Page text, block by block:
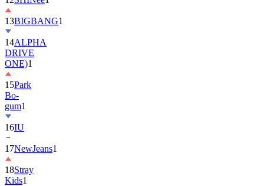
13BIGBANG1
14ALPHA
DRIVE
ONE)1
15Park
Bo-
gum1
16IU
17NewJeans1
18Stray
Kids1